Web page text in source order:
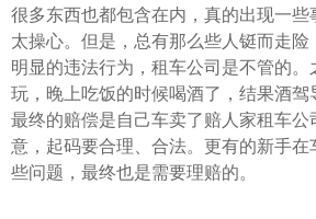
很多东西也都包含在内，真的出现一些
太操心。但是，总有那么些人铤而走
明显的违法行为，租车公司是不管的
玩，晚上吃饭的时候喝酒了，结果酒驾
最终的赔偿是自己车卖了赔人家租车公
意，起码要合理、合法。更有的新手在
些问题，最终也是需要理赔的。